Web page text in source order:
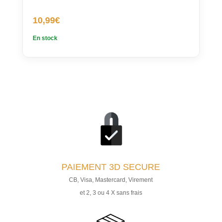
10,99€
En stock
PAIEMENT 3D SECURE
CB, Visa, Mastercard, Virement
et 2, 3 ou 4 X sans frais